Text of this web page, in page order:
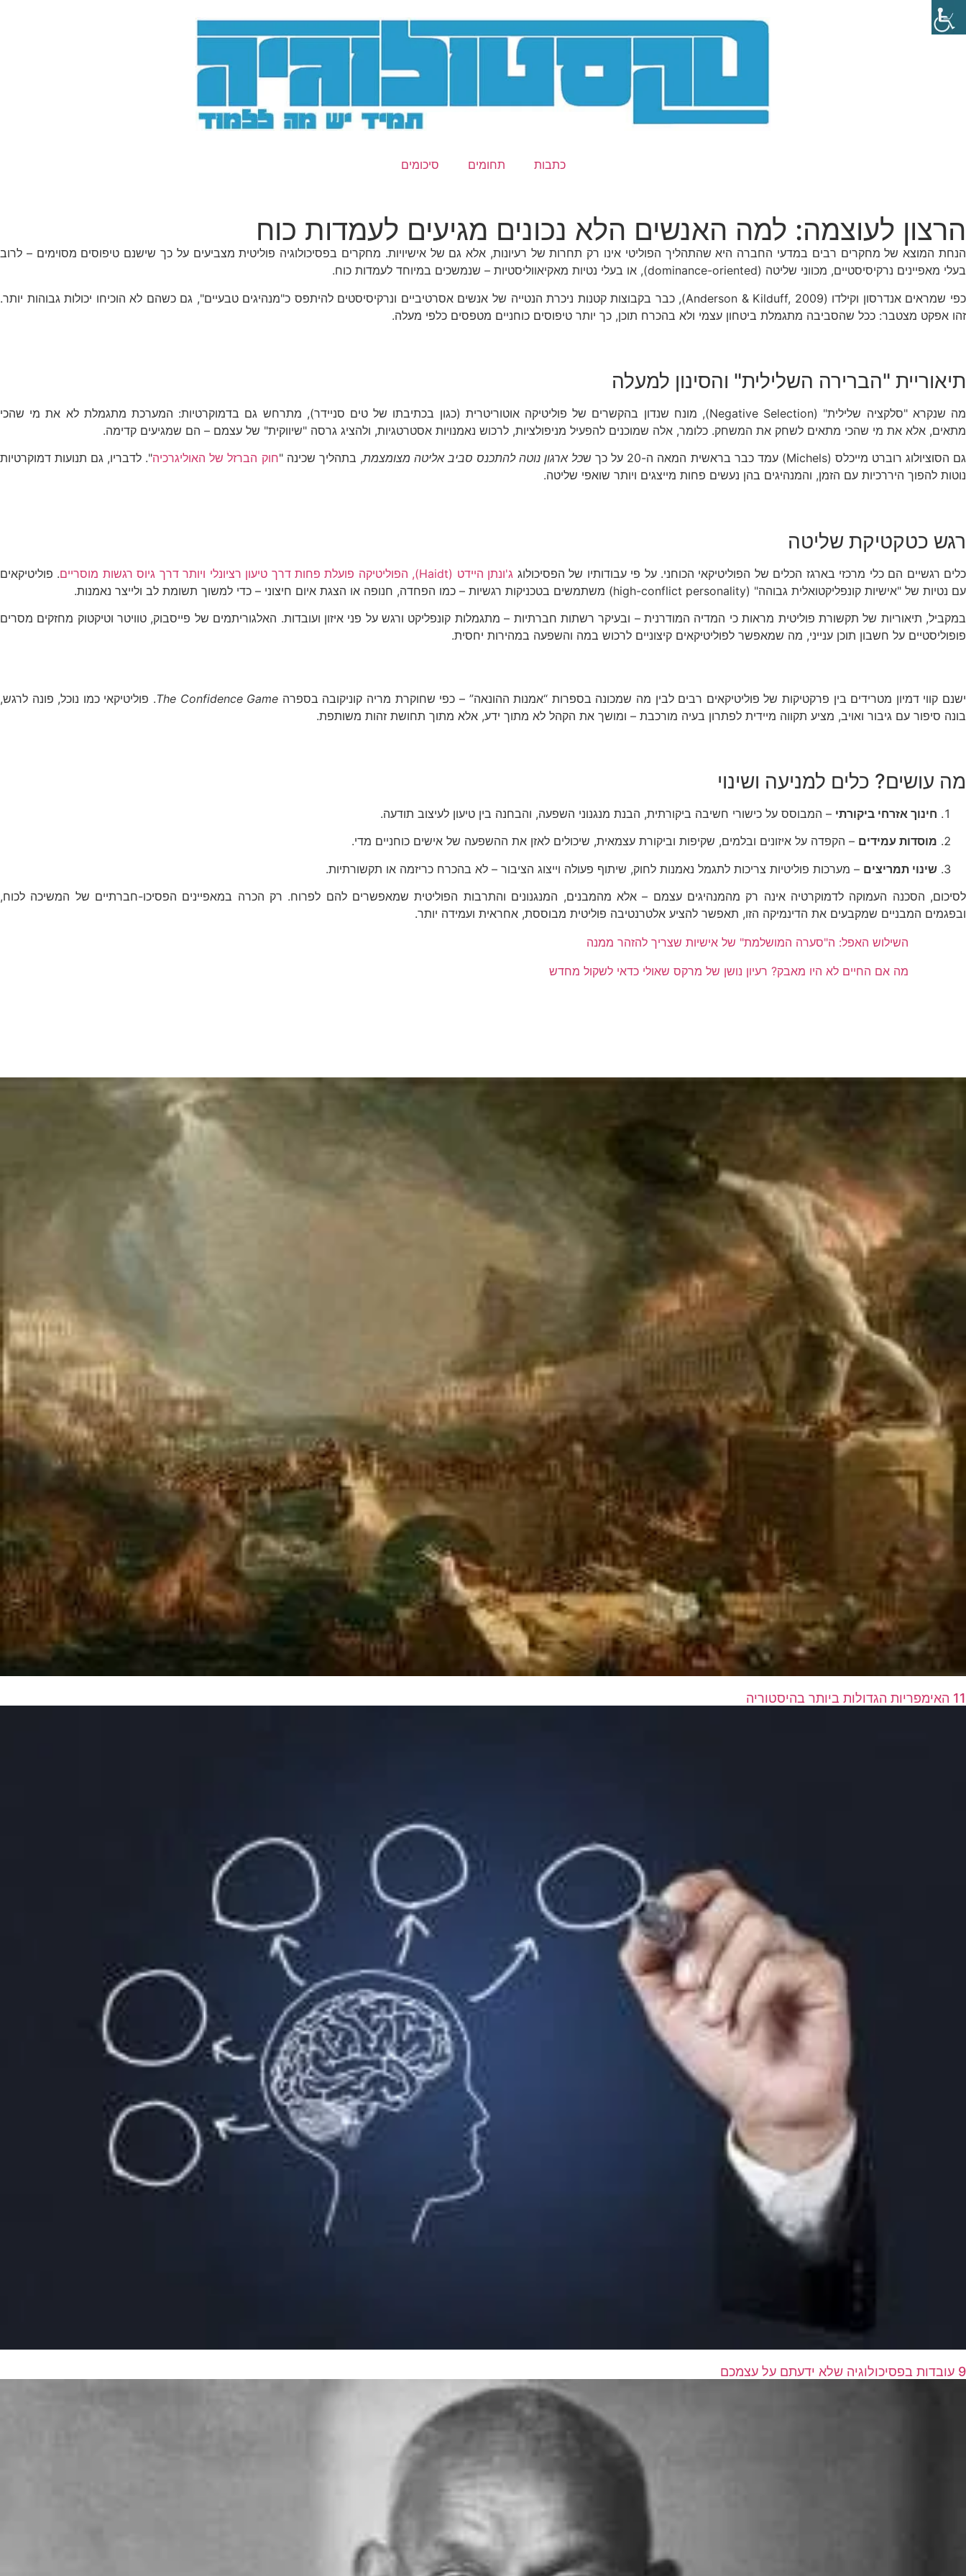
כתבות תחומים סיכומים
הרצון לעוצמה: למה האנשים הלא נכונים מגיעים לעמדות כוח
הנחת המוצא של מחקרים רבים במדעי החברה היא שהתהליך הפוליטי אינו רק תחרות של רעיונות, אלא גם של אישיויות. מחקרים בפסיכולוגיה פוליטית מצביעים על כך שישנם טיפוסים מסוימים – לרוב
בעלי מאפיינים נרקיסיסטיים, מכווני שליטה (dominance-oriented), או בעלי נטיות מאקיאווליסטיות – שנמשכים במיוחד לעמדות כוח.
כפי שמראים אנדרסון וקילדו (Anderson & Kilduff, 2009), כבר בקבוצות קטנות ניכרת הנטייה של אנשים אסרטיביים ונרקיסיסטים להיתפס כ"מנהיגים טבעיים", גם כשהם לא הוכיחו יכולות גבוהות יותר.
זהו אפקט מצטבר: ככל שהסביבה מתגמלת ביטחון עצמי ולא בהכרח תוכן, כך יותר טיפוסים כוחניים מטפסים כלפי מעלה.
תיאוריית "הברירה השלילית" והסינון למעלה
מה שנקרא "סלקציה שלילית" (Negative Selection), מונח שנדון בהקשרים של פוליטיקה אוטוריטרית (כגון בכתיבתו של טים סניידר), מתרחש גם בדמוקרטיות: המערכת מתגמלת לא את מי שהכי
מתאים, אלא את מי שהכי מתאים לשחק את המשחק. כלומר, אלה שמוכנים להפעיל מניפולציות, לרכוש נאמנויות אסטרטגיות, ולהציג גרסה "שיווקית" של עצמם – הם שמגיעים קדימה.
גם הסוציולוג רוברט מייכלס (Michels) עמד כבר בראשית המאה ה-20 על כך ש
כל ארגון נוטה להתכנס סביב אליטה מצומצמת, בתהליך שכינה "חוק הברזל של האוליגרכיה". לדבריו, גם תנועות דמוקרטיות
נוטות להפוך היררכיות עם הזמן, והמנהיגים בהן נעשים פחות מייצגים ויותר שואפי שליטה.
רגש כטקטיקת שליטה
כלים רגשיים הם כלי מרכזי בארגז הכלים של הפוליטיקאי הכוחני. על פי עבודותיו של הפסיכולוג ג'ונתן היידט (Haidt), הפוליטיקה פועלת פחות דרך טיעון רציונלי ויותר דרך גיוס רגשות מוסריים
. פוליטיקאים
עם נטיות של "אישיות קונפליקטואלית גבוהה" (high-conflict personality) משתמשים בטכניקות רגשיות – כמו הפחדה, חנופה או הצגת איום חיצוני – כדי למשוך תשומת לב ולייצר נאמנות.
במקביל, תיאוריות של תקשורת פוליטית מראות כי המדיה המודרנית – ובעיקר רשתות חברתיות – מתגמלות קונפליקט ורגש על פני איזון ועובדות. האלגוריתמים של פייסבוק, טוויטר וטיקטוק מחזקים מסרים
פופוליסטיים על חשבון תוכן ענייני, מה שמאפשר לפוליטיקאים קיצוניים לרכוש במה והשפעה במהירות יחסית.
ישנם קווי דמיון מטרידים בין פרקטיקות של פוליטיקאים רבים לבין מה שמכונה בספרות “אמנות ההונאה” – כפי שחוקרת מריה קוניקובה בספרה The Confidence Game. פוליטיקאי כמו נוכל, פונה לרגש,
בונה סיפור עם גיבור ואויב, מציע תקווה מיידית לפתרון בעיה מורכבת – ומושך את הקהל לא מתוך ידע, אלא מתוך תחושת זהות משותפת.
מה עושים? כלים למניעה ושינוי
חינוך אזרחי ביקורתי – המבוסס על כישורי חשיבה ביקורתית, הבנת מנגנוני השפעה, והבחנה בין טיעון לעיצוב תודעה.
מוסדות עמידים – הקפדה על איזונים ובלמים, שקיפות וביקורת עצמאית, שיכולים לאזן את ההשפעה של אישים כוחניים מדי.
שינוי תמריצים – מערכות פוליטיות צריכות לתגמל נאמנות לחוק, שיתוף פעולה וייצוג הציבור – לא בהכרח כריזמה או תקשורתיות.
לסיכום, הסכנה העמוקה לדמוקרטיה אינה רק מהמנהיגים עצמם – אלא מהמבנים, המנגנונים והתרבות הפוליטית שמאפשרים להם לפרוח. רק הכרה במאפיינים הפסיכו-חברתיים של המשיכה לכוח,
ובפגמים המבניים שמקבעים את הדינמיקה הזו, תאפשר להציע אלטרנטיבה פוליטית מבוססת, אחראית ועמידה יותר.
השילוש האפל: ה"סערה המושלמת" של אישיות שצריך להזהר ממנה
מה אם החיים לא היו מאבק? רעיון נושן של מרקס שאולי כדאי לשקול מחדש
11 האימפריות הגדולות ביותר בהיסטוריה
9 עובדות בפסיכולוגיה שלא ידעתם על עצמכם